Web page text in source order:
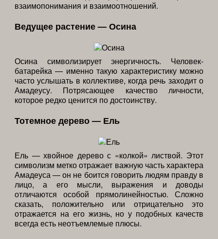
взаимопонимания и взаимоотношений.
Ведущее растение — Осина
Осина символизирует энергичность. Человек-
батарейка — именно такую характеристику можно
часто услышать в коллективе, когда речь заходит о
Амадеусу. Потрясающее качество личности,
которое редко ценится по достоинству.
Тотемное дерево — Ель
Ель — хвойное дерево с «колкой» листвой. Этот
символизм метко отражает важную часть характера
Амадеуса — он не боится говорить людям правду в
лицо, а его мысли, выражения и доводы
отличаются особой прямолинейностью. Сложно
сказать, положительно или отрицательно это
отражается на его жизнь, но у подобных качеств
всегда есть неотъемлемые плюсы.